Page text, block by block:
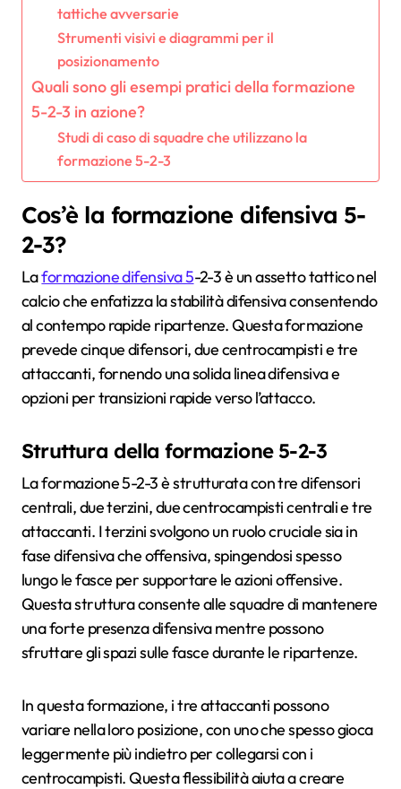
tattiche avversarie
Strumenti visivi e diagrammi per il
posizionamento
Quali sono gli esempi pratici della formazione
5-2-3 in azione?
Studi di caso di squadre che utilizzano la
formazione 5-2-3
Cos’è la formazione difensiva 5-
2-3?
Laformazione difensiva 5-2-3 è un assetto tattico nel
calcio che enfatizza la stabilità difensiva consentendo
al contempo rapide ripartenze. Questa formazione
prevede cinque difensori, due centrocampisti e tre
attaccanti, fornendo una solida linea difensiva e
opzioni per transizioni rapide verso l’attacco.
Struttura della formazione 5-2-3
La formazione 5-2-3 è strutturata con tre difensori
centrali, due terzini, due centrocampisti centrali e tre
attaccanti. I terzini svolgono un ruolo cruciale sia in
fase difensiva che offensiva, spingendosi spesso
lungo le fasce per supportare le azioni offensive.
Questa struttura consente alle squadre di mantenere
una forte presenza difensiva mentre possono
sfruttare gli spazi sulle fasce durante le ripartenze.
In questa formazione, i tre attaccanti possono
variare nella loro posizione, con uno che spesso gioca
leggermente più indietro per collegarsi con i
centrocampisti. Questa flessibilità aiuta a creare